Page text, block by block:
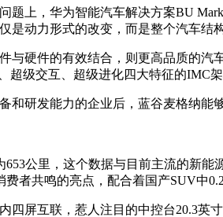
上，华为智能汽车解决方案BU
是动力形式的改变，而是整个汽车结
与硬件的有效结合，则更高品质的
级交互、超级进化四大特征的IMC
和研发能力的企业后，蓝谷麦格纳能
公里，这个数据与目前主流的新
者共鸣的亮点，配合着国产SUV中
四屏互联，惹人注目的中控台20.3英